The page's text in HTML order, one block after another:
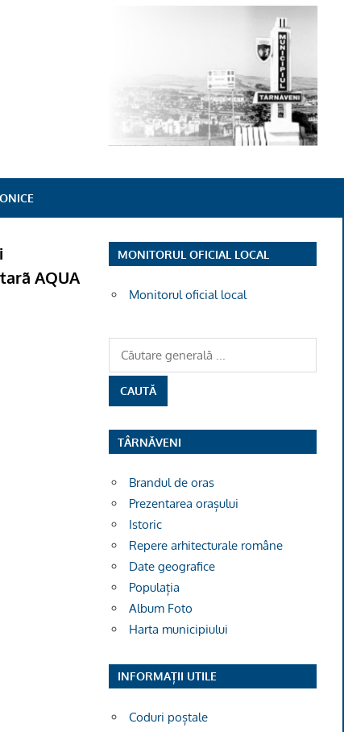
AQUA
MONITORUL OFICIAL LOCAL
Monitorul oficial local
TÂRNĂVENI
Brandul de oras
Prezentarea orașului
Istoric
Repere arhitecturale române
Date geografice
Populația
Album Foto
Harta municipiului
INFORMAȚII UTILE
Coduri poștale